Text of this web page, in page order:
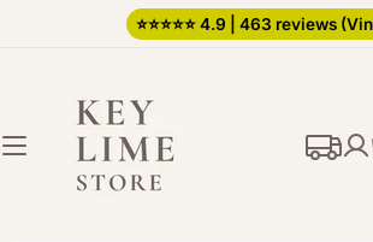
inhoud
⭐️⭐️⭐️⭐️⭐️ 4.9 | 463 reviews